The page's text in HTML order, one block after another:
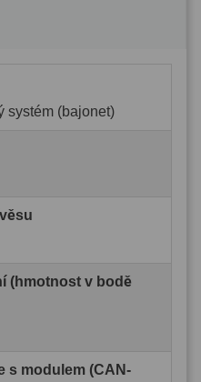
systém (bajonet)
(hmotnost v bodě
s modulem (CAN-